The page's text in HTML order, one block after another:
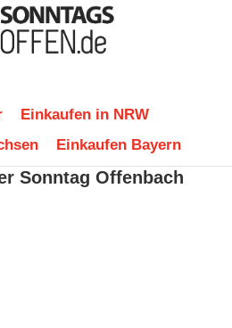
Einkaufen in NRW
Einkaufen Bayern
Sonntag Offenbach